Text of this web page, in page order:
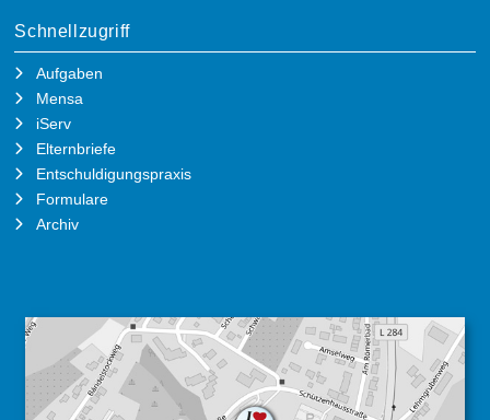
Schnellzugriff
Aufgaben
Mensa
iServ
Elternbriefe
Entschuldigungspraxis
Formulare
Archiv